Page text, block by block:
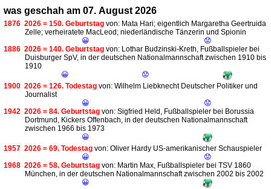
was geschah am 07. August 2026
1876 2026 = 150. Geburtstag von: Mata Hari; eigentlich Margaretha Geertruida
Zelle; verheiratete MacLeod; niederländische Tänzerin und Spionin
😀
😟
1886 2026 = 140. Geburtstag von: Lothar Budzinski-Kreth, Fußballspieler bei
Duisburger SpV, in der deutschen Nationalmannschaft zwischen 1910 bis
1910
😀
😟
1900 2026 = 126. Todestag von: Wilhelm Liebknecht Deutscher Politiker und
Journalist
😀
😟
1942 2026 = 84. Geburtstag von: Sigfried Held, Fußballspieler bei Borussia
Dortmund, Kickers Offenbach, in der deutschen Nationalmannschaft
zwischen 1966 bis 1973
😀
1957 2026 = 69. Todestag von: Oliver Hardy US-amerikanischer Schauspieler
😀
😟
1968 2026 = 58. Geburtstag von: Martin Max, Fußballspieler bei TSV 1860
München, in der deutschen Nationalmannschaft zwischen 2002 bis 2002
😀